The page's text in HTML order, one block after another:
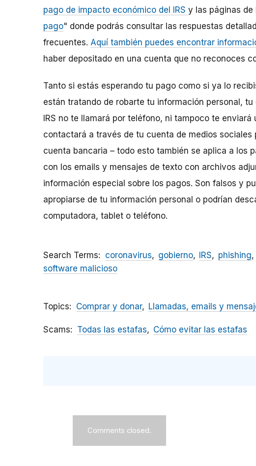
pago de impacto económico del IRS y las páginas de
pago" donde podrás consultar las respuestas
frecuentes. Aquí también puedes encontrar
haber depositado en una cuenta que no reconoces
Tanto si estás esperando tu pago como si ya lo
están tratando de robarte tu información personal, tu
IRS no te llamará por teléfono, ni tampoco te
contactará a través de tu cuenta de medios
cuenta bancaria – todo esto también se aplica a los
con los emails y mensajes de texto con archivos
información especial sobre los pagos. Son falsos y
apropiarse de tu información personal o podrían
computadora, tablet o teléfono.
Search Terms coronavirus gobierno IRS phishing
software malicioso
Topics Comprar y donar Llamadas, emails y
Scams Todas las estafas Cómo evitar las estafas
Comments closed.